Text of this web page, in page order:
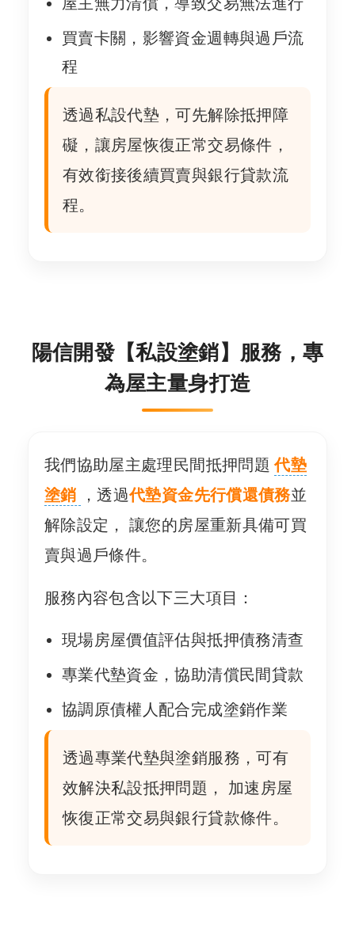
買賣卡關，影響資金週轉與過戶流
程
透過私設代墊，可先解除抵押障
礙，讓房屋恢復正常交易條件，
有效銜接後續買賣與銀行貸款流
程。
陽信開發【私設塗銷】服務，專
為屋主量身打造
我們協助屋主處理民間抵押問題代墊
塗銷 ，透過代墊資金先行償還債務並
解除設定， 讓您的房屋重新具備可買
賣與過戶條件。
服務內容包含以下三大項目：
現場房屋價值評估與抵押債務清查
專業代墊資金，協助清償民間貸款
協調原債權人配合完成塗銷作業
透過專業代墊與塗銷服務，可有
效解決私設抵押問題， 加速房屋
恢復正常交易與銀行貸款條件。